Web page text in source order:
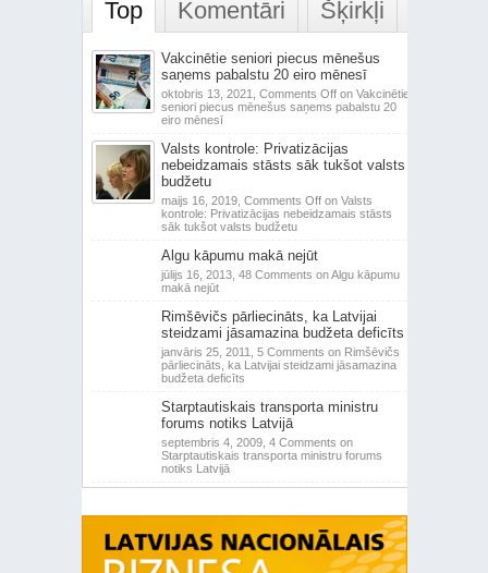
Top Komentāri Šķirkļi
Vakcinētie seniori piecus mēnešus
saņems pabalstu 20 eiro mēnesī
oktobris 13, 2021, Comments Offon Vakcinētie
seniori piecus mēnešus saņems pabalstu 20
eiro mēnesī
Valsts kontrole: Privatizācijas
nebeidzamais stāsts sāk tukšot valsts
budžetu
maijs 16, 2019, Comments Offon Valsts
kontrole: Privatizācijas nebeidzamais stāsts
sāk tukšot valsts budžetu
Algu kāpumu makā nejūt
jūlijs 16, 2013, 48 Comments on Algu kāpumu
makā nejūt
Rimšēvičs pārliecināts, ka Latvijai
steidzami jāsamazina budžeta deficīts
janvāris 25, 2011, 5 Comments on Rimšēvičs
pārliecināts, ka Latvijai steidzami jāsamazina
budžeta deficīts
Starptautiskais transporta ministru
forums notiks Latvijā
septembris 4, 2009, 4 Comments on
Starptautiskais transporta ministru forums
notiks Latvijā